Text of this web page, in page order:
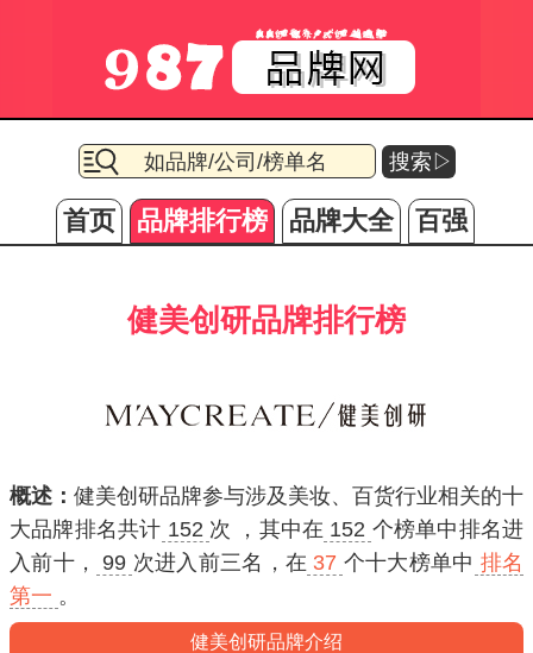
搜索▷
首页 品牌排行榜 品牌大全 百强
健美创研品牌排行榜
概述： 健美创研品牌参与涉及美妆、百货行业相关的十
大品牌排名共计 152 次 ，其中在 152 个榜单中排名进
入前十 ， 99 次进入 前三名 ，在 37 个十大榜单中 排名
第一 。
健美创研品牌介绍